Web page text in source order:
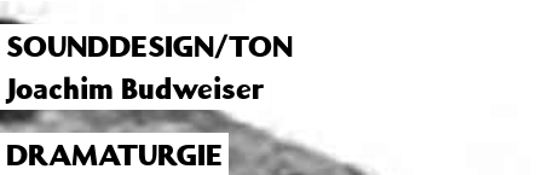
SOUNDDESIGN/TON
Joachim Budweiser
DRAMATURGIE